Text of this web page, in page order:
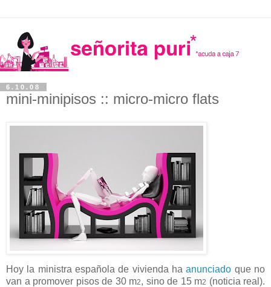
6.10.08
mini-minipisos :: micro-micro flats
Hoy la ministra española de vivienda haanunciado que no
van a promover pisos de 30 m2, sino de 15 m2 (noticia real).